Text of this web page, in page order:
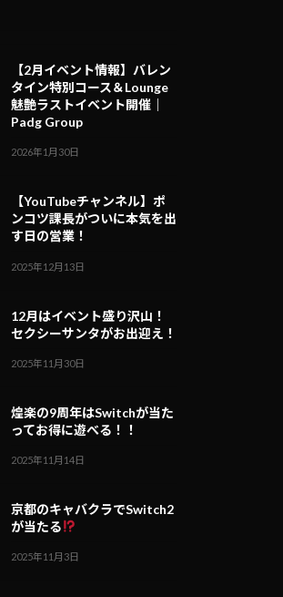
【2月イベント情報】バレン
タイン特別コース＆Lounge
魅艶ラストイベント開催｜
Padg Group
2026年1月30日
【YouTubeチャンネル】ポ
ンコツ課長がついに本気を出
す日の営業！
2025年12月13日
12月はイベント盛り沢山！
セクシーサンタがお出迎え！
2025年11月30日
煌楽の9周年はSwitchが当た
ってお得に遊べる！！
2025年11月14日
京都のキャバクラでSwitch2
が当たる
2025年11月3日